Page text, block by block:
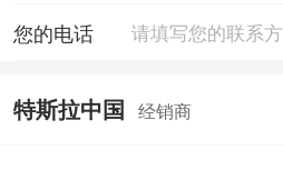
您的电话
特斯拉中国 经销商